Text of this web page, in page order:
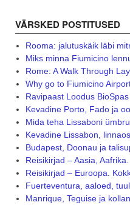
VÄRSKED POSTITUSED
Rooma: jalutuskäik läbi
Miks minna Fiumicino
Rome: A Walk Through
Why go to Fiumicino
Ravipaast Loodus
Kevadine Porto, Fado ja
Mida teha Lissaboni
Kevadine Lissabon,
Budapest, Doonau ja
Reisikirjad – Aasia,
Reisikirjad – Euroopa.
Fuerteventura, aaloed,
Manrique, Teguise ja